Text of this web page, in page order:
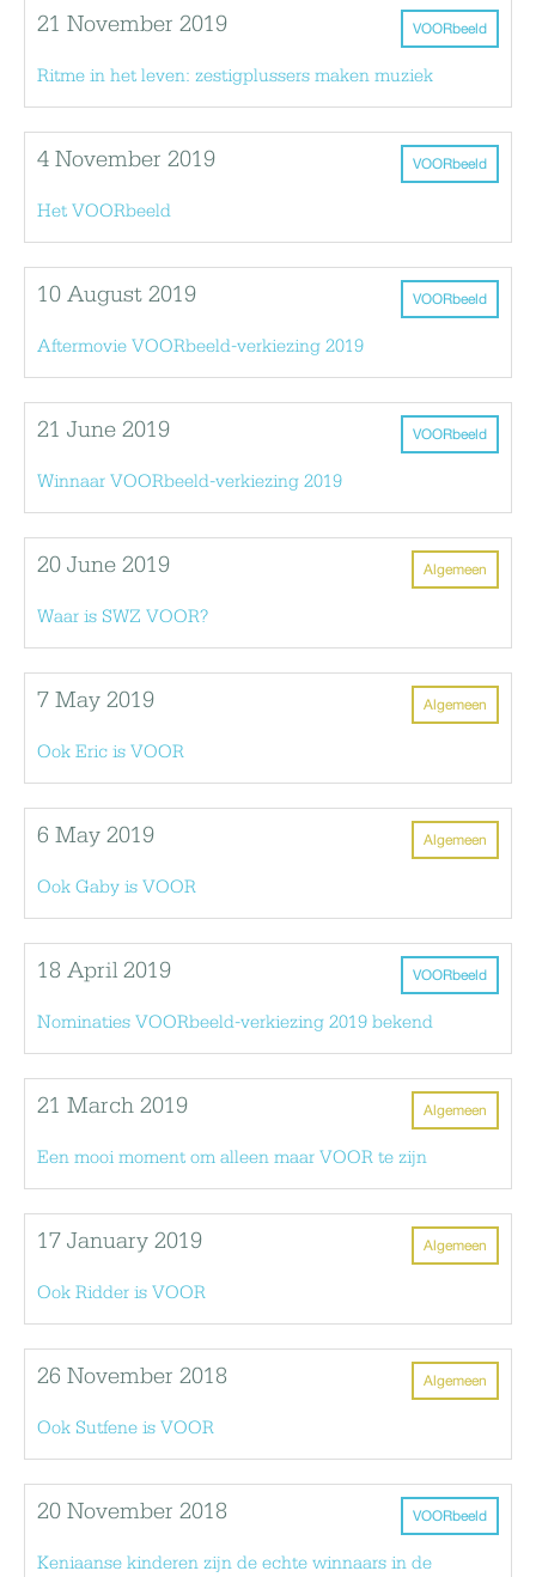
VOORbeeld
21 November 2019
Ritme in het leven: zestigplussers maken muziek
VOORbeeld
4 November 2019
Het VOORbeeld
VOORbeeld
10 August 2019
Aftermovie VOORbeeld-verkiezing 2019
VOORbeeld
21 June 2019
Winnaar VOORbeeld-verkiezing 2019
Algemeen
20 June 2019
Waar is SWZ VOOR?
Algemeen
7 May 2019
Ook Eric is VOOR
Algemeen
6 May 2019
Ook Gaby is VOOR
VOORbeeld
18 April 2019
Nominaties VOORbeeld-verkiezing 2019 bekend
Algemeen
21 March 2019
Een mooi moment om alleen maar VOOR te zijn
Algemeen
17 January 2019
Ook Ridder is VOOR
Algemeen
26 November 2018
Ook Sutfene is VOOR
VOORbeeld
20 November 2018
Keniaanse kinderen zijn de echte winnaars in de